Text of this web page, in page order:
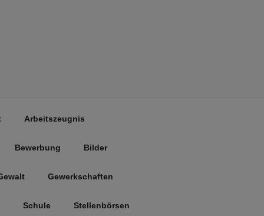
Arbeitszeugnis
Bewerbung Bilder
Gewerkschaften
Schule Stellenbörsen